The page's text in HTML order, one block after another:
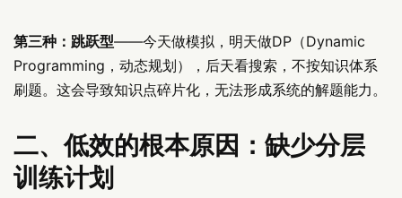
第三种：跳跃型——今天做模拟，明天做DP（Dynamic
Programming，动态规划），后天看搜索，不按知识体系
刷题。这会导致知识点碎片化，无法形成系统的解题能力。
二、低效的根本原因：缺少分层
训练计划